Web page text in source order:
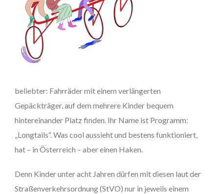
beliebter: Fahrräder mit einem verlängerten
Gepäckträger, auf dem mehrere Kinder bequem
hintereinander Platz finden. Ihr Name ist Programm:
„Longtails“. Was cool aussieht und bestens funktioniert,
hat – in Österreich – aber einen Haken.
Denn Kinder unter acht Jahren dürfen mit diesen laut der
Straßenverkehrsordnung (StVO) nur in jeweils einem